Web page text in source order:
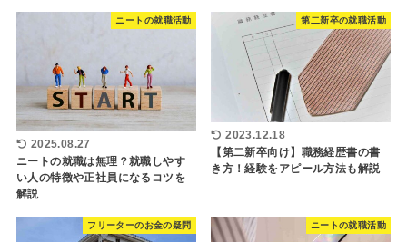
ニートの就職活動
2025.08.27
ニートの就職は無理？就職しやす
い人の特徴や正社員になるコツを
解説
第二新卒の就職活動
2023.12.18
【第二新卒向け】職務経歴書の書
き方！経験をアピール方法も解説
フリーターのお金の疑問 ニートの就職活動